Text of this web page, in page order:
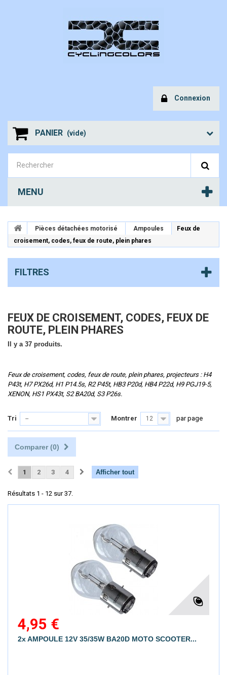
Connexion
PANIER (vide)
MENU
Pièces détachées motorisé Ampoules
Feux de
croisement, codes, feux de route, plein phares
FILTRES
FEUX DE CROISEMENT, CODES, FEUX DE
ROUTE, PLEIN PHARES
Il y a 37 produits.
Feux de croisement, codes, feux de route, plein phares, projecteurs : H4
P43t, H7 PX26d, H1 P14.5s, R2 P45t, HB3 P20d, HB4 P22d, H9 PGJ19-5,
XENON, HS1 PX43t, S2 BA20d, S3 P26s.
Tri -- Montrer 12 par page
Comparer (0)
Afficher tout
1 2 3 4
Résultats 1 - 12 sur 37.
4,95 €
2x AMPOULE 12V 35/35W BA20D MOTO SCOOTER...